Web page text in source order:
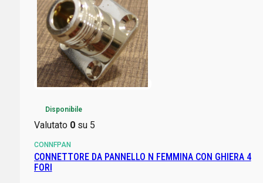
Disponibile
Valutato 0su 5
CONNFPAN
CONNETTORE DA PANNELLO N FEMMINA CON GHIERA 4
FORI